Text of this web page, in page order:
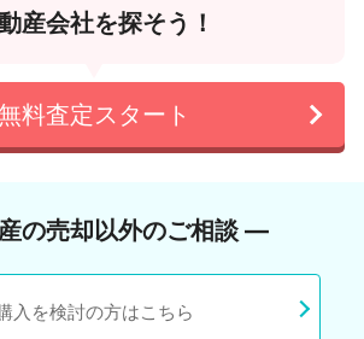
産会社を探そう！
料査定スタート
の売却以外のご相談 ―
入を検討の方はこちら